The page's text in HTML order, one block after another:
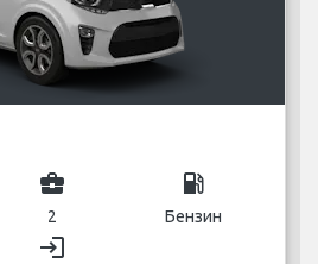
business_center
2
local_gas_station
Бензин
login